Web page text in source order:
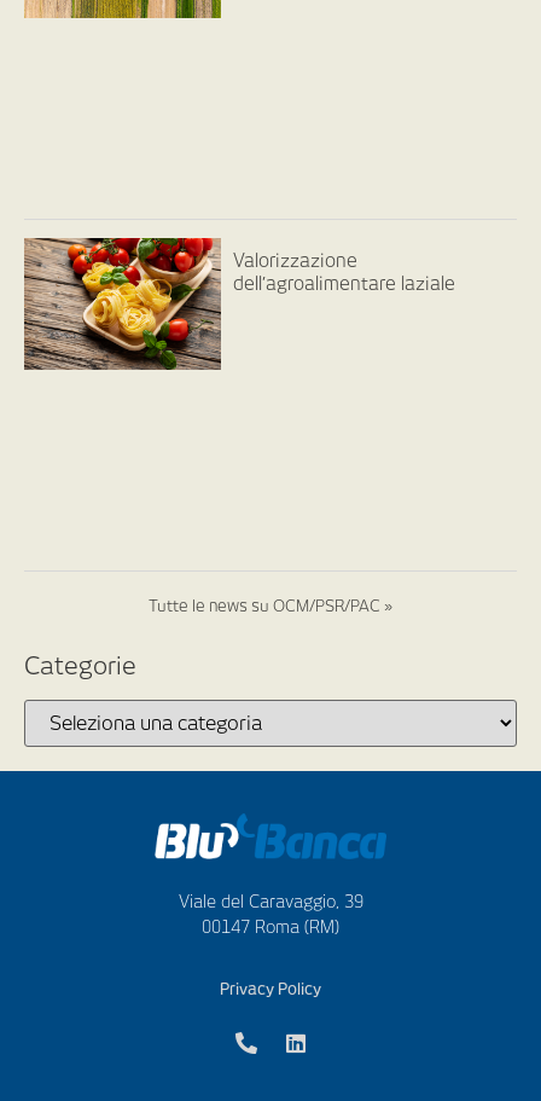
Valorizzazione
dell’agroalimentare laziale
Tutte le news su OCM/PSR/PAC »
Categorie
Viale del Caravaggio, 39
00147 Roma (RM)
Privacy Policy